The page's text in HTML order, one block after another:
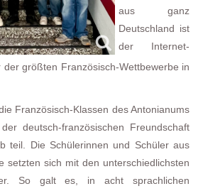
aus ganz
Deutschland ist
der Internet-
der größten Französisch-Wettbewerbe in
Französisch-Klassen des Antonianums
deutsch-französischen Freundschaft
teil. Die Schülerinnen und Schüler aus
setzten sich mit den unterschiedlichsten
So galt es, in acht sprachlichen